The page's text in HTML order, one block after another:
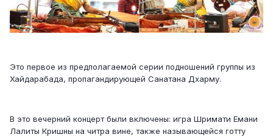
Это первое из предполагаемой серии подношений группы из
Хайдарабада, пропагандирующей Санатана Дхарму.
В это вечерний концерт были включены: игра Шримати Емани
Лалиты Кришны на читра вине, также называющейся готту